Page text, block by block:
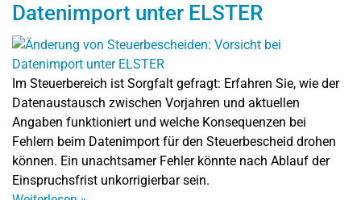
Datenimport unter ELSTER
Im Steuerbereich ist Sorgfalt gefragt: Erfahren Sie, wie der
Datenaustausch zwischen Vorjahren und aktuellen
Angaben funktioniert und welche Konsequenzen bei
Fehlern beim Datenimport für den Steuerbescheid drohen
können. Ein unachtsamer Fehler könnte nach Ablauf der
Einspruchsfrist unkorrigierbar sein.